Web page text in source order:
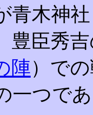
木神
豊臣秀
陣）で
一つであ